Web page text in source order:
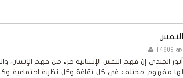
النفس
أنور الجندي إن فهم النفس الإنسانية جزء من فهم الإنسان،
لها مفهوم مختلف في كل ثقافة وكل نظرية اجتماعية